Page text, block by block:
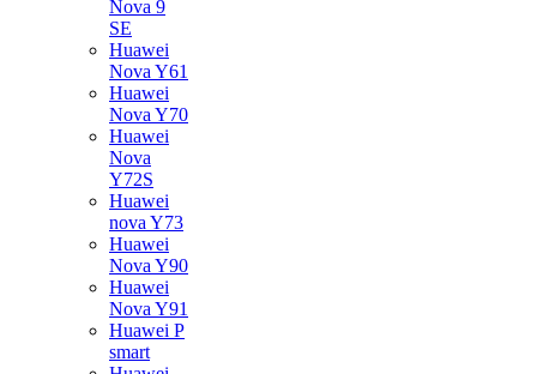
Nova 9
SE
Huawei
Nova Y61
Huawei
Nova Y70
Huawei
Nova
Y72S
Huawei
nova Y73
Huawei
Nova Y90
Huawei
Nova Y91
Huawei P
smart